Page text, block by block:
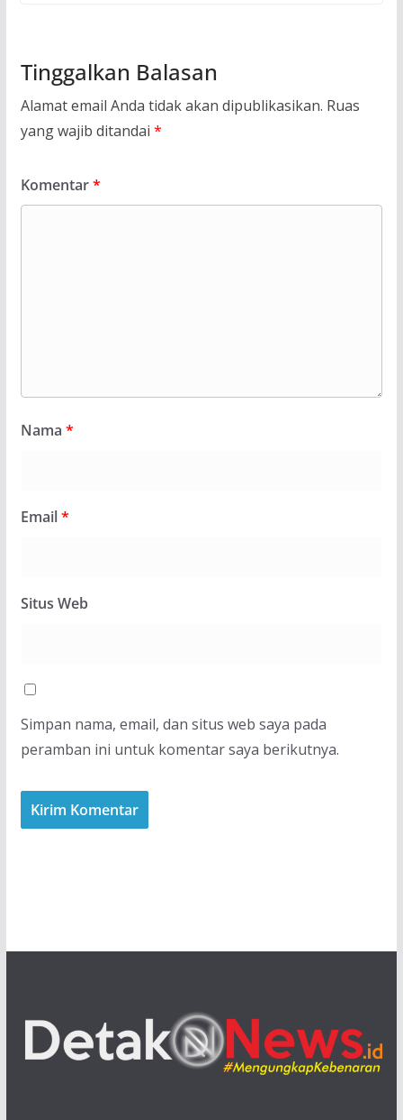
Tinggalkan Balasan
Alamat email Anda tidak akan dipublikasikan. Ruas
yang wajib ditandai *
Komentar*
Nama *
Email*
Situs Web
Simpan nama, email, dan situs web saya pada
peramban ini untuk komentar saya berikutnya.